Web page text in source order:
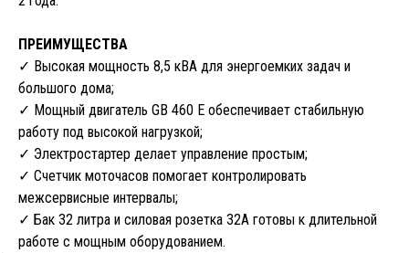
ПРЕИМУЩЕСТВА
✓ Высокая мощность 8,5 кВА для энергоемких задач и
большого дома;
✓ Мощный двигатель GB 460 E обеспечивает стабильную
работу под высокой нагрузкой;
✓ Электростартер делает управление простым;
✓ Счетчик моточасов помогает контролировать
межсервисные интервалы;
✓ Бак 32 литра и силовая розетка 32А готовы к длительной
работе с мощным оборудованием.